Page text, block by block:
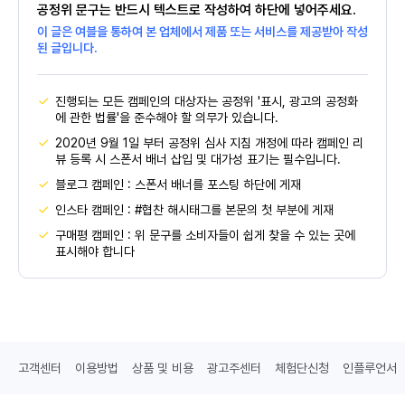
공정위 문구는 반드시 텍스트로 작성하여 하단에 넣어주세요.
이 글은 여블을 통하여 본 업체에서 제품 또는 서비스를 제공받아 작성
된 글입니다.
진행되는 모든 캠페인의 대상자는 공정위 '표시, 광고의 공정화
에 관한 법률'을 준수해야 할 의무가 있습니다.
2020년 9월 1일 부터 공정위 심사 지침 개정에 따라 캠페인 리
뷰 등록 시 스폰서 배너 삽입 및 대가성 표기는 필수입니다.
블로그 캠페인 : 스폰서 배너를 포스팅 하단에 게재
인스타 캠페인 : #협찬 해시태그를 본문의 첫 부분에 게재
구매평 캠페인 : 위 문구를 소비자들이 쉽게 찾을 수 있는 곳에
표시해야 합니다
고객센터 이용방법 상품 및 비용 광고주센터 체험단신청 인플루언서